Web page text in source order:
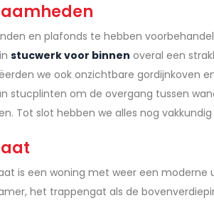
en plafonds te hebben
stucwerk voor binnen overal een
we ook onzichtbare gordijnkoven
stucplinten om de overgang tussen
Tot slot hebben we alles nog vakkundig
is een woning met weer een moderne
het trappengat als de